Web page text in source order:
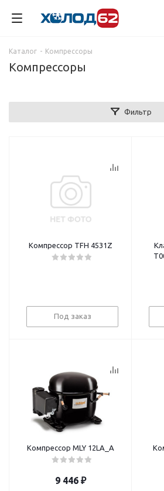
Каталог - Компрессоры
Компрессоры
Фильтр
Компрессор TFH 4531Z
Под заказ
Компрессор МLY 12LА_A
9 446 ₽